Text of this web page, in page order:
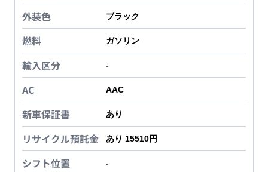
外装色 ブラック
燃料 ガソリン
輸入区分 -
AC AAC
新車保証書 あり
リサイクル預託金 あり 15510円
シフト位置 -